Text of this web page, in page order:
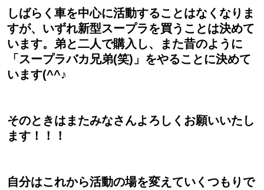
しばらく車を中心に活動することはなくなりま
すが、いずれ新型スープラを買うことは決めて
います。弟と二人で購入し、また昔のように
「スープラバカ兄弟(笑)」をやることに決めて
います(^^♪
そのときはまたみなさんよろしくお願いいたし
ます！！！
自分はこれから活動の場を変えていくつもりで